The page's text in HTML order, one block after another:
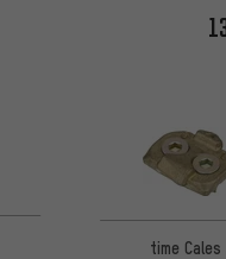
time Cales